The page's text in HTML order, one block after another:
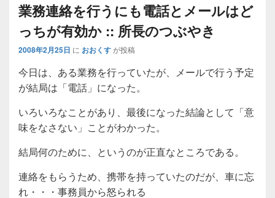
業務連絡を行うにも電話とメールはど
っちが有効か :: 所長のつぶやき
2008年2月25日 に おおくすが投稿
今日は、ある業務を行っていたが、メールで行う予定
が結局は「電話」になった。
いろいろなことがあり、最後になった結論として「意
味をなさない」ことがわかった。
結局何のために、というのが正直なところである。
連絡をもらうため、携帯を持っていたのだが、車に忘
れ・・・事務員から怒られる